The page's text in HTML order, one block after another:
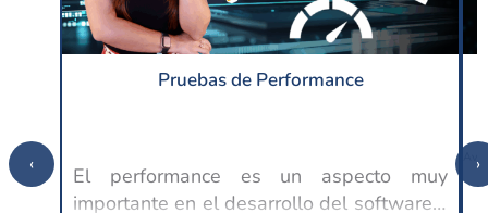
Pruebas de Performance
El performance es un aspecto muy
importante en el desarrollo del software y
‹ ›